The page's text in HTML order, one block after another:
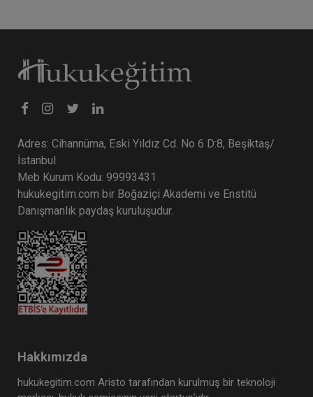
Adres: Cihannüma, Eski Yıldız Cd. No 6 D:8, Beşiktaş/
İstanbul
Meb Kurum Kodu: 99993431
hukukegitim.com bir Boğaziçi Akademi ve Enstitü
Danışmanlık paydaş kuruluşudur.
Hakkımızda
hukukegitim.com Aristo tarafından kurulmuş bir teknoloji